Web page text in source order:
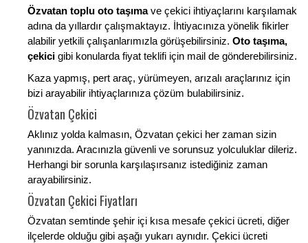
Özvatan toplu oto taşımave çekici ihtiyaçlarını karşılamak
adına da yıllardır çalışmaktayız. İhtiyacınıza yönelik fikirler
alabilir yetkili çalışanlarımızla görüşebilirsiniz. Oto taşıma,
çekici gibi konularda fiyat teklifi için mail de gönderebilirsiniz.
Kaza yapmış, pert araç, yürümeyen, arızalı araçlarınız için
bizi arayabilir ihtiyaçlarınıza çözüm bulabilirsiniz.
Özvatan Çekici
Aklınız yolda kalmasın, Özvatan çekici her zaman sizin
yanınızda. Aracınızla güvenli ve sorunsuz yolculuklar dileriz.
Herhangi bir sorunla karşılaşırsanız istediğiniz zaman
arayabilirsiniz.
Özvatan Çekici Fiyatları
Özvatan semtinde şehir içi kısa mesafe çekici ücreti, diğer
ilçelerde olduğu gibi aşağı yukarı aynıdır. Çekici ücreti